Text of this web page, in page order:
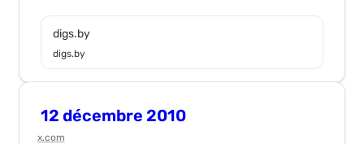
digs.by
digs.by
12 décembre 2010
x.com